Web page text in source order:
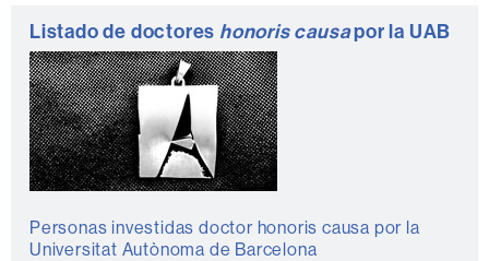
Listado de doctores honoris causapor la UAB
Personas investidas doctor honoris causa por la
Universitat Autònoma de Barcelona